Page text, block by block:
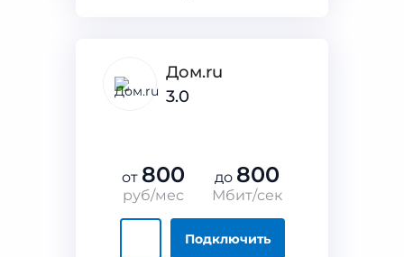
Дом.ru
3.0
от 800
руб/мес
до 800
Мбит/сек
Подключить